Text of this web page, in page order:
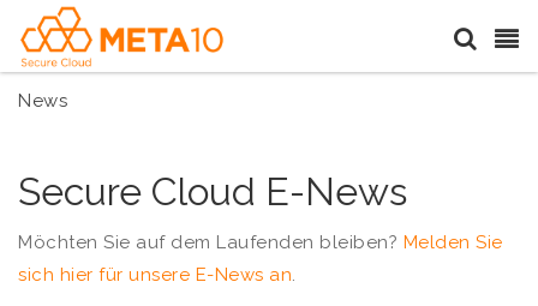
News
Secure Cloud E-News
Möchten Sie auf dem Laufenden bleiben? Melden Sie
sich hier für unsere E-News an.